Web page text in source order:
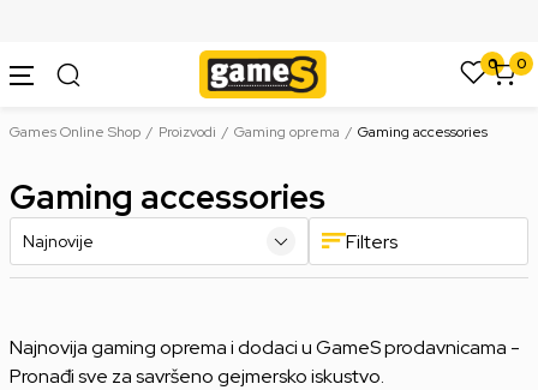
0 0
Games Online Shop Proizvodi Gaming oprema Gaming accessories
Gaming accessories
Filters
Najnovija gaming oprema i dodaci u GameS prodavnicama -
Pronađi sve za savršeno gejmersko iskustvo.